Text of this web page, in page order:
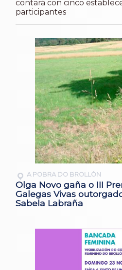
contará con cinco
participantes
A POBRA DO BROLLÓN
Olga Novo gaña o III
Galegas Vivas
Sabela Labraña